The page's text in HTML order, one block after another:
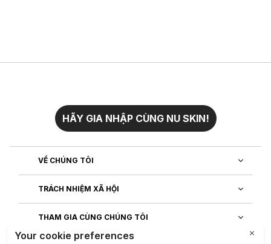
HÃY GIA NHẬP CÙNG NU SKIN!
VỀ CHÚNG TÔI
TRÁCH NHIỆM XÃ HỘI
THAM GIA CÙNG CHÚNG TÔI